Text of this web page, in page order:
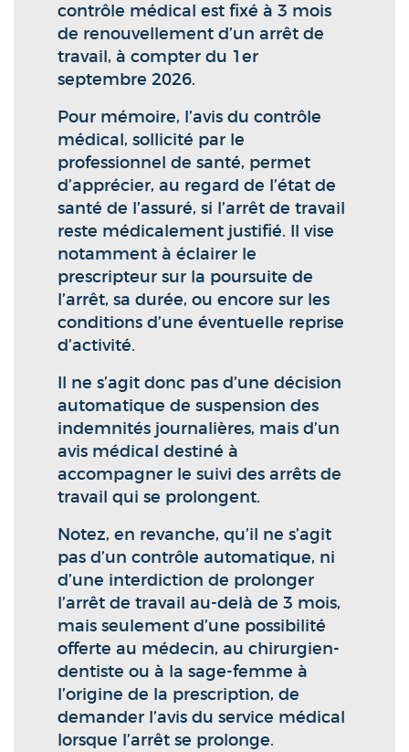
contrôle médical est fixé à 3 mois
de renouvellement d’un arrêt de
travail, à compter du 1er
septembre 2026.
Pour mémoire, l’avis du contrôle
médical, sollicité par le
professionnel de santé, permet
d’apprécier, au regard de l’état de
santé de l’assuré, si l’arrêt de travail
reste médicalement justifié. Il vise
notamment à éclairer le
prescripteur sur la poursuite de
l’arrêt, sa durée, ou encore sur les
conditions d’une éventuelle reprise
d’activité.
Il ne s’agit donc pas d’une décision
automatique de suspension des
indemnités journalières, mais d’un
avis médical destiné à
accompagner le suivi des arrêts de
travail qui se prolongent.
Notez, en revanche, qu’il ne s’agit
pas d’un contrôle automatique, ni
d’une interdiction de prolonger
l’arrêt de travail au-delà de 3 mois,
mais seulement d’une possibilité
offerte au médecin, au chirurgien-
dentiste ou à la sage-femme à
l’origine de la prescription, de
demander l’avis du service médical
lorsque l’arrêt se prolonge.